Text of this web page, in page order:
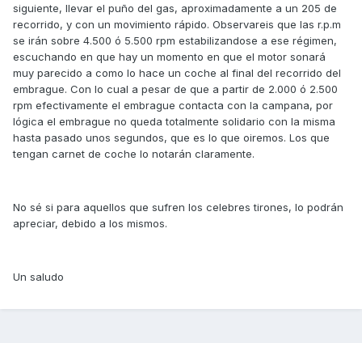
siguiente, llevar el puño del gas, aproximadamente a un 205 de
recorrido, y con un movimiento rápido. Observareis que las r.p.m
se irán sobre 4.500 ó 5.500 rpm estabilizandose a ese régimen,
escuchando en que hay un momento en que el motor sonará
muy parecido a como lo hace un coche al final del recorrido del
embrague. Con lo cual a pesar de que a partir de 2.000 ó 2.500
rpm efectivamente el embrague contacta con la campana, por
lógica el embrague no queda totalmente solidario con la misma
hasta pasado unos segundos, que es lo que oiremos. Los que
tengan carnet de coche lo notarán claramente.
No sé si para aquellos que sufren los celebres tirones, lo podrán
apreciar, debido a los mismos.
Un saludo